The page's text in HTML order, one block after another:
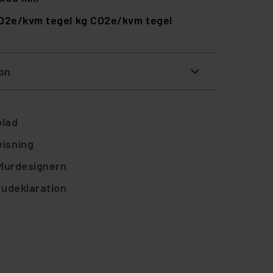
kvm tegel kg CO2e/kvm tegel